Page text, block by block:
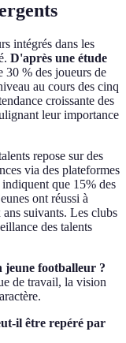
intégrés dans les
D'après une étude
30 % des joueurs de
au cours des cinq
croissante des
leur importance
repose sur des
via des plateformes
indiquent que 15% des
ont réussi à
suivants. Les clubs
des talents
jeune footballeur ?
de travail, la vision
il être repéré par